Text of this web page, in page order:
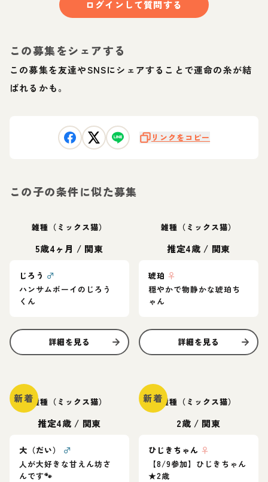
ログインして質問する
この募集をシェアする
この募集を友達やSNSにシェアすることで運命の糸が結
ばれるかも。
リンクをコピー
この子の条件に似た募集
雑種（ミックス猫）
5歳4ヶ月 / 関東
じろう ♂
ハンサムボーイのじろう
くん
詳細を見る
雑種（ミックス猫）
推定4歳 / 関東
琥珀 ♀
穏やかで物静かな琥珀ち
ゃん
詳細を見る
新着雑種（ミックス猫）
推定4歳 / 関東
大（だい）
♂
人が大好きな甘えん坊さ
んです🐾
新着雑種（ミックス猫）
2歳 / 関東
ひじきちゃん ♀
【8/9参加】ひじきちゃん
★2歳